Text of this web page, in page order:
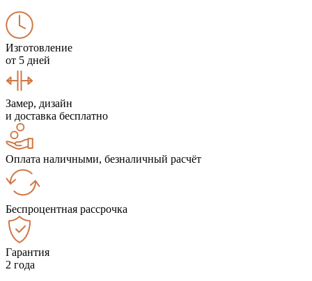
Изготовление
от 5 дней
Замер, дизайн
и доставка бесплатно
Оплата наличными, безналичный расчёт
Беспроцентная рассрочка
Гарантия
2 года